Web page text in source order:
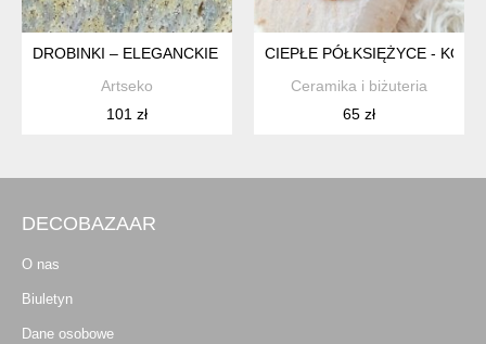
DROBINKI – ELEGANCKIE KOLCZYKI Z PEREŁ I SREBRA D128
Artseko
101 zł
CIEPŁE PÓŁKSIĘŻYCE -
Ceramika i biżuteria
65 zł
DECOBAZAAR
O nas
Biuletyn
Dane osobowe